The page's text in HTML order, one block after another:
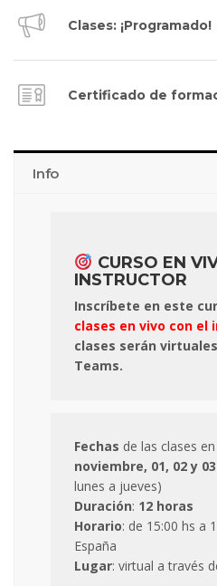
Clases: ¡Programado!
Certificado de
Info
CURSO EN
INSTRUCTOR
Inscríbete en este
clases en vivo con el
clases serán
Teams.
Fechas de las clases
noviembre, 01, 02 y
lunes a jueves)
Duración: 12 horas
Horario: de 15:00 hs a
España
Lugar: virtual a través